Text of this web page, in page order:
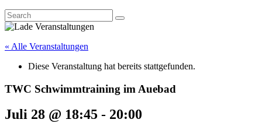
« Alle Veranstaltungen
Diese Veranstaltung hat bereits stattgefunden.
TWC Schwimmtraining im Auebad
Juli 28 @ 18:45 - 20:00